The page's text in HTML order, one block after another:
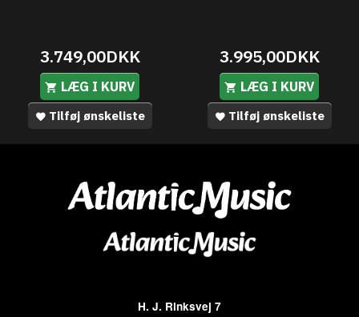
3.749,00DKK
LÆG I KURV
Tilføj ønskeliste
3.995,00DKK
LÆG I KURV
Tilføj ønskeliste
H. J. Rinksvej 7